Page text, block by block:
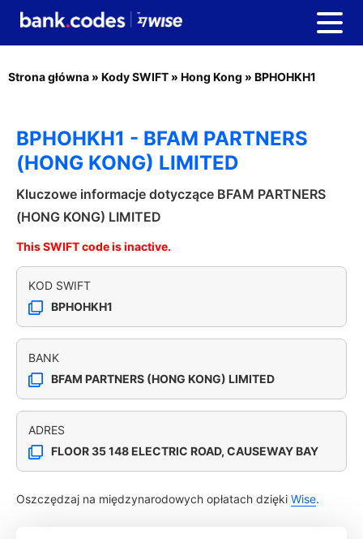
Strona główna » Kody SWIFT » Hong Kong » BPHOHKH1
BPHOHKH1 - BFAM PARTNERS
(HONG KONG) LIMITED
Kluczowe informacje dotyczące BFAM PARTNERS
(HONG KONG) LIMITED
This SWIFT code is inactive.
KOD SWIFT
BPHOHKH1
BANK
BFAM PARTNERS (HONG KONG) LIMITED
ADRES
FLOOR 35 148 ELECTRIC ROAD, CAUSEWAY BAY
Oszczędzaj na międzynarodowych opłatach dzięki Wise.